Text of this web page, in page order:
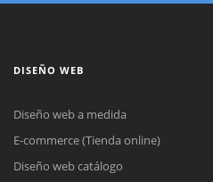
DISEÑO WEB
Diseño web a medida
E-commerce (Tienda online)
Diseño web catálogo